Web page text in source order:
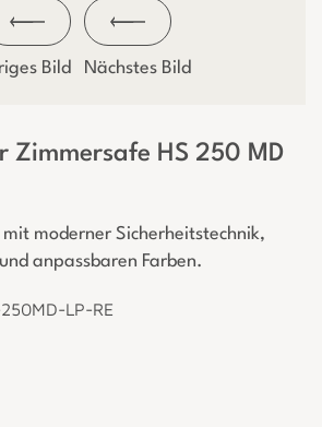
Bild Nächstes Bild
Zimmersafe HS 250 MD
moderner Sicherheitstechnik,
anpassbaren Farben.
LP-RE